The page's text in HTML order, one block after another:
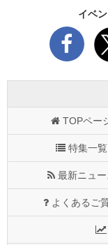
イベ
TOPペー
特集一覧
最新ニュー
よくあるご